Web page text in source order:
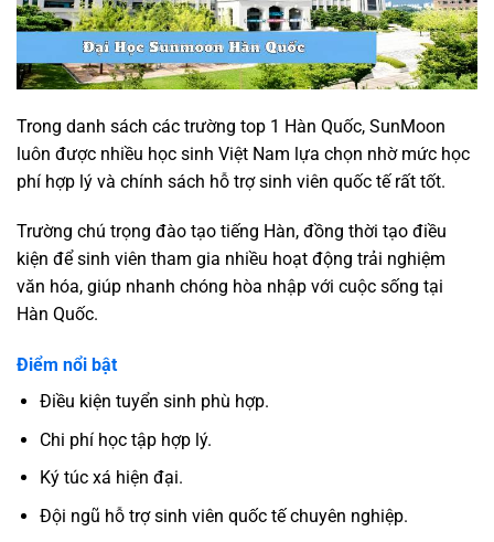
Trong danh sách các trường top 1 Hàn Quốc, SunMoon
luôn được nhiều học sinh Việt Nam lựa chọn nhờ mức học
phí hợp lý và chính sách hỗ trợ sinh viên quốc tế rất tốt.
Trường chú trọng đào tạo tiếng Hàn, đồng thời tạo điều
kiện để sinh viên tham gia nhiều hoạt động trải nghiệm
văn hóa, giúp nhanh chóng hòa nhập với cuộc sống tại
Hàn Quốc.
Điểm nổi bật
Điều kiện tuyển sinh phù hợp.
Chi phí học tập hợp lý.
Ký túc xá hiện đại.
Đội ngũ hỗ trợ sinh viên quốc tế chuyên nghiệp.